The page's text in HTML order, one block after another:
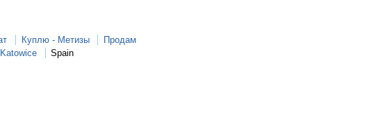
Куплю - Метизы
Продам
Katowice Spain